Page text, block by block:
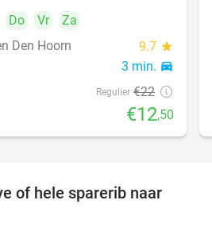
Do Vr
Za
Den Hoorn
9.7 star
3 min. directions_car
Regulier €22
€12,50
of hele sparerib naar